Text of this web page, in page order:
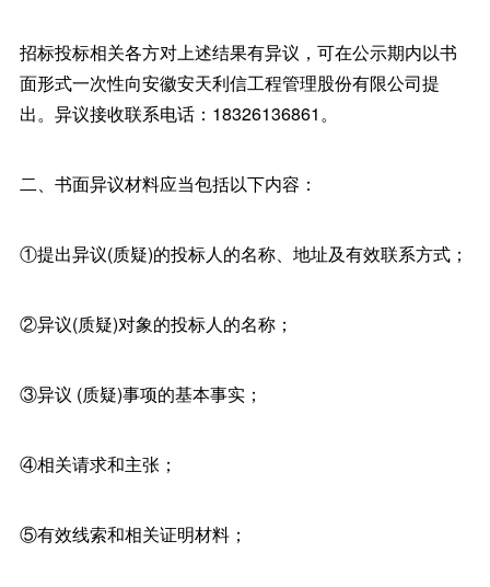
招标投标相关各方对上述结果有异议，可在公示期内以书
面形式一次性向安徽安天利信工程管理股份有限公司提
出。异议接收联系电话：18326136861。
二、书面异议材料应当包括以下内容：
①提出异议(质疑)的投标人的名称、地址及有效联系方式；
②异议(质疑)对象的投标人的名称；
③异议 (质疑)事项的基本事实；
④相关请求和主张；
⑤有效线索和相关证明材料；